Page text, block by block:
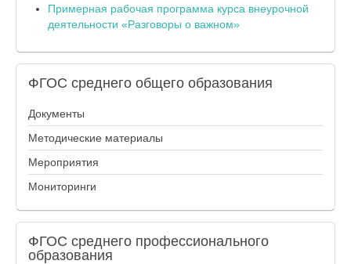
Примерная рабочая программа курса внеурочной
деятельности «Разговоры о важном»
ФГОС среднего общего образования
Документы
Методические материалы
Мероприятия
Мониторинги
ФГОС среднего профессионального
образования